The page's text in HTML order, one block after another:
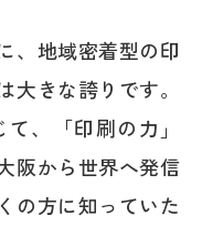
、地域密着型の印
きな誇りです。
、「印刷の力」
阪から世界へ発信
の方に知っていた